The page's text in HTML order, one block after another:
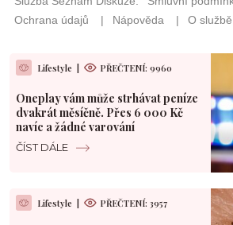
Lifestyle | PŘEČTENÍ: 9960
Oneplay vám může strhávat peníze
dvakrát měsíčně. Přes 6 000 Kč
navíc a žádné varování
ČÍST DÁLE
Lifestyle | PŘEČTENÍ: 3957